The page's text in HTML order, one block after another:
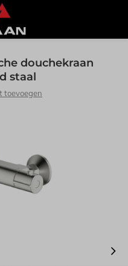
douchekraan
staal
toevoegen